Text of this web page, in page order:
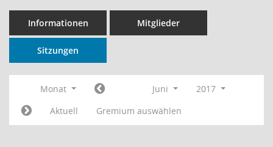
Informationen Mitglieder
Sitzungen
Monat Juni
2017
Aktuell
Gremium auswählen